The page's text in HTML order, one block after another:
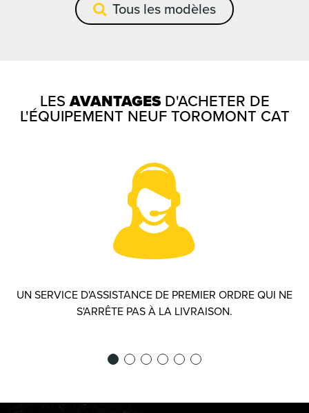
Tous les modèles
LESAVANTAGESD'ACHETER DE
L'ÉQUIPEMENT NEUF TOROMONT CAT
UN SERVICE D'ASSISTANCE DE PREMIER ORDRE QUI NE
S'ARRÊTE PAS À LA LIVRAISON.